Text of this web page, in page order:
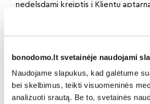
bonodomo.lt svetainėje naudojami
Naudojame slapukus, kad galėtume
bei skelbimus, teikti visuomeninės
analizuoti srautą. Be to, svetainės
nedelsdami kreiptis į Klientų
„Nedelskite ir praneškite apie bet
laiptinės duris, išdaužtą langą ar
izoliacinę medžiagą, informuokite
administratorių. Mūsų avarinės
dirba visą parą ir yra pasirengę